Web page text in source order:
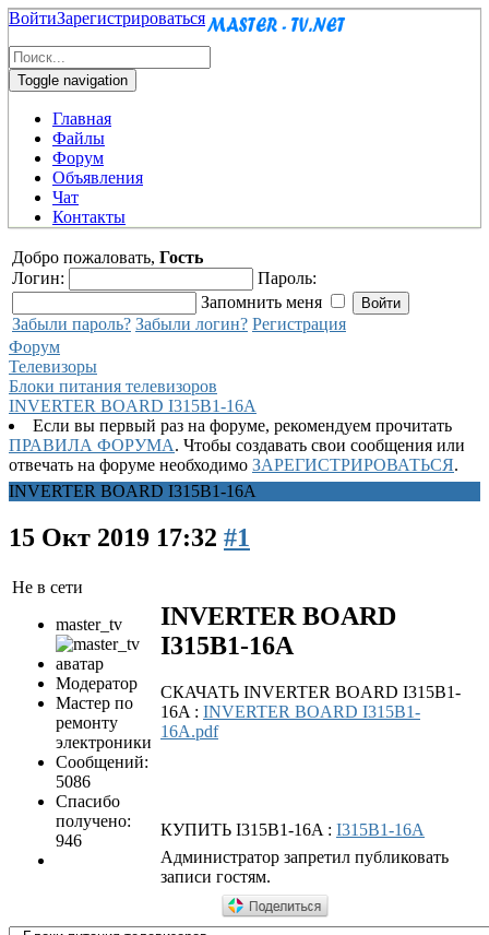
ВойтиЗарегистрироваться
Toggle navigation
Главная
Файлы
Форум
Объявления
Чат
Контакты
Добро пожаловать, Гость
Логин:
Пароль:
Запомнить меня
Забыли пароль? Забыли логин? Регистрация
Форум
Телевизоры
Блоки питания телевизоров
INVERTER BOARD I315B1-16A
Если вы первый раз на форуме, рекомендуем прочитать
ПРАВИЛА ФОРУМА. Чтобы создавать свои сообщения или
отвечать на форуме необходимо ЗАРЕГИСТРИРОВАТЬСЯ.
INVERTER BOARD I315B1-16A
15 Окт 2019 17:32 #1
Не в сети
master_tv
Модератор
Мастер по
ремонту
электроники
Сообщений:
5086
Спасибо
получено:
946
INVERTER BOARD
I315B1-16A
СКАЧАТЬ INVERTER BOARD I315B1-
16A : INVERTER BOARD I315B1-
16A.pdf
КУПИТЬ I315B1-16A : I315B1-16A
Администратор запретил публиковать
записи гостям.